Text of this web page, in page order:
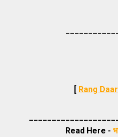
[ Rang
Read Here -